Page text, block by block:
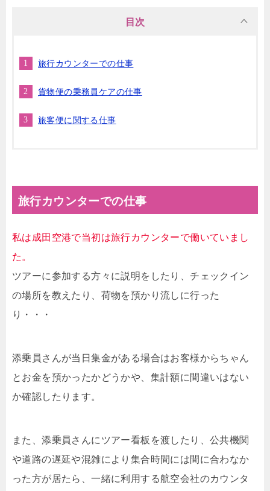
目次
旅行カウンターでの仕事
貨物便の乗務員ケアの仕事
旅客便に関する仕事
旅行カウンターでの仕事
私は成田空港で当初は旅行カウンターで働いていまし
た。
ツアーに参加する方々に説明をしたり、チェックイン
の場所を教えたり、荷物を預かり流しに行った
り・・・
添乗員さんが当日集金がある場合はお客様からちゃん
とお金を預かったかどうかや、集計額に間違いはない
か確認したります。
また、添乗員さんにツアー看板を渡したり、公共機関
や道路の遅延や混雑により集合時間には間に合わなか
った方が居たら、一緒に利用する航空会社のカウンタ